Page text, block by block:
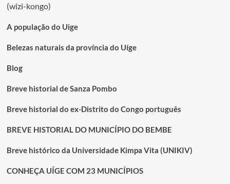
(wizi-kongo)
A população do Uige
Belezas naturais da província do Uíge
Blog
Breve historial de Sanza Pombo
Breve historial do ex-Distrito do Congo português
BREVE HISTORIAL DO MUNICÍPIO DO BEMBE
Breve histórico da Universidade Kimpa Vita (UNIKIV)
CONHEÇA UÍGE COM 23 MUNICÍPIOS